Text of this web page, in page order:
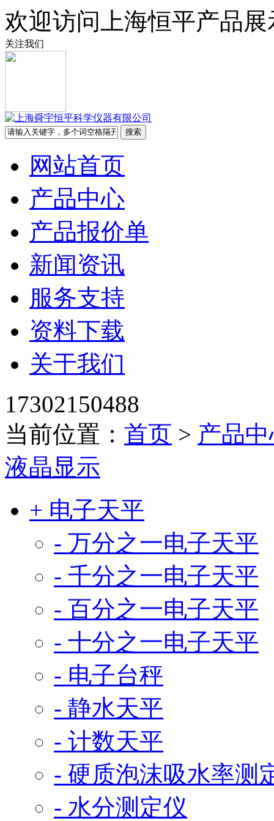
欢迎访问上海恒平产品展
关注我们
网站首页
产品中心
产品报价单
新闻资讯
服务支持
资料下载
关于我们
17302150488
当前位置： 首页 > 产品
液晶显示
+ 电子天平
- 万分之一电子天平
- 千分之一电子天平
- 百分之一电子天平
- 十分之一电子天平
- 电子台秤
- 静水天平
- 计数天平
- 硬质泡沫吸水率测
- 水分测定仪